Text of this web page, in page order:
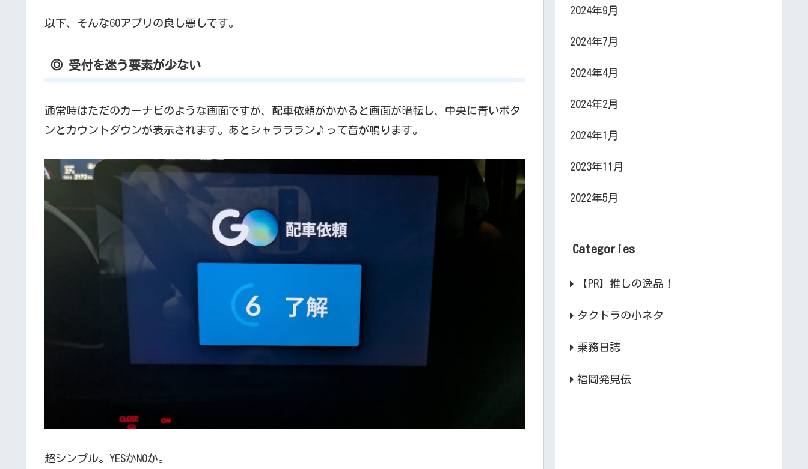
以下、そんなGOアプリの良し悪しです。
◎ 受付を迷う要素が少ない
通常時はただのカーナビのような画面ですが、配車依頼がかかると画面が暗転し、中央に青いボタ
ンとカウントダウンが表示されます。あとシャラララン♪って音が鳴ります。
超シンプル。YESかNOか。
2024年9月
2024年7月
2024年4月
2024年2月
2024年1月
2023年11月
2022年5月
Categories
【PR】推しの逸品！
タクドラの小ネタ
乗務日誌
福岡発見伝